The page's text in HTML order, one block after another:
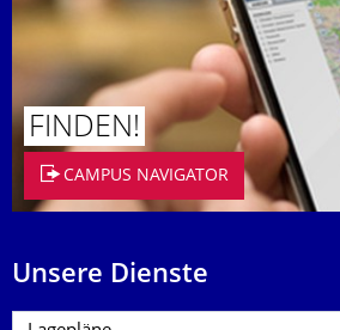
FINDEN!
CAMPUS NAVIGATOR
Unsere Dienste